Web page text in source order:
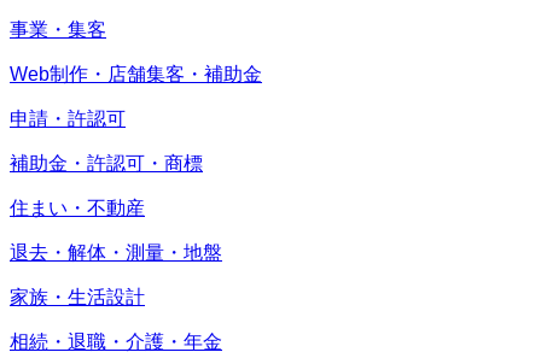
事業・集客
Web制作・店舗集客・補助金
申請・許認可
補助金・許認可・商標
住まい・不動産
退去・解体・測量・地盤
家族・生活設計
相続・退職・介護・年金